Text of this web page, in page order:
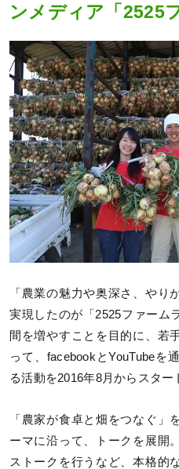
ンメディア「2525
「農業の魅力や奥深さ、やり
実現したのが「2525ファーム
間を増やすことを目的に、若
って、facebookとYouTubeを
る活動を2016年8月からスター
「農家が食卓と畑をつなぐ」
ーマに沿って、トークを展開
ストークを行うなど、本格的